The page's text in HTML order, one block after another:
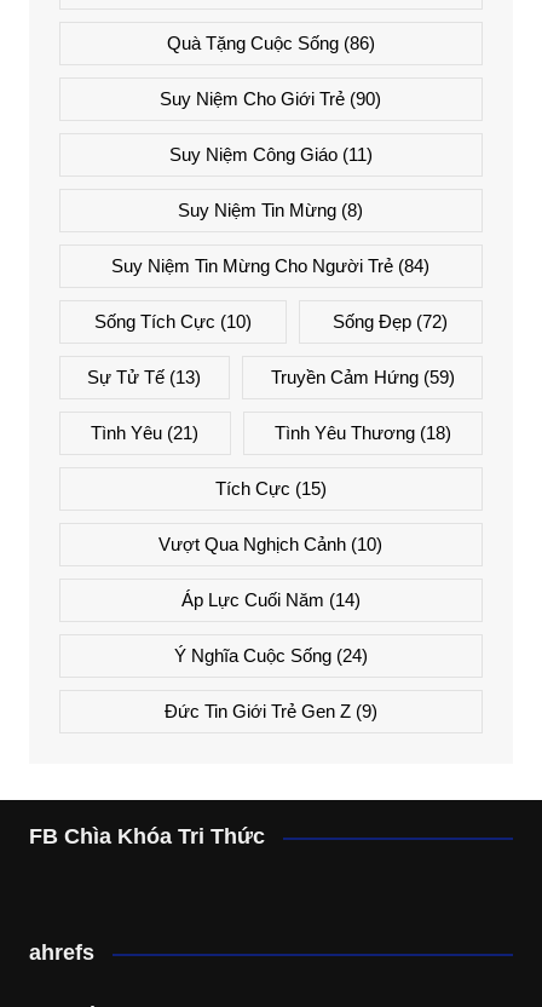
Quà Tặng Cuộc Sống(86)
Suy Niệm Cho Giới Trẻ (90)
Suy Niệm Công Giáo(11)
Suy Niệm Tin Mừng (8)
Suy Niệm Tin Mừng Cho Người Trẻ (84)
Sống Tích Cực (10) Sống Đẹp (72)
Sự Tử Tế (13) Truyền Cảm Hứng(59)
Tình Yêu (21) Tình Yêu Thương(18)
Tích Cực (15)
Vượt Qua Nghịch Cảnh (10)
Áp Lực Cuối Năm (14)
Ý Nghĩa Cuộc Sống(24)
Đức Tin Giới Trẻ Gen Z(9)
FB Chìa Khóa Tri Thức
ahrefs